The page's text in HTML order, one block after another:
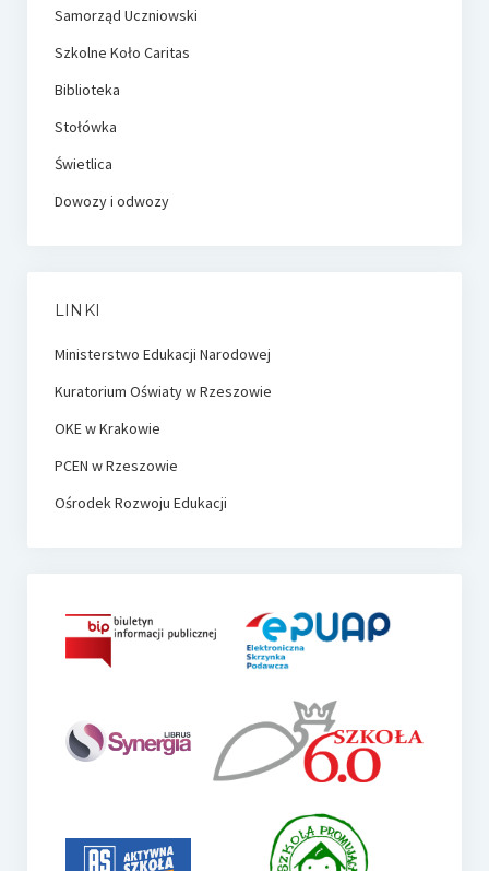
Samorząd Uczniowski
Szkolne Koło Caritas
Biblioteka
Stołówka
Świetlica
Dowozy i odwozy
LINKI
Ministerstwo Edukacji Narodowej
Kuratorium Oświaty w Rzeszowie
OKE w Krakowie
PCEN w Rzeszowie
Ośrodek Rozwoju Edukacji